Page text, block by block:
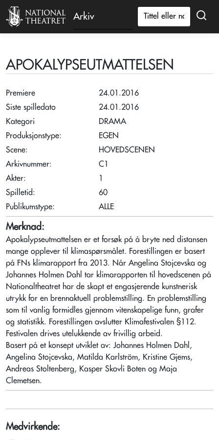
Arkiv
APOKALYPSEUTMATTELSEN
Premiere
24.01.2016
Siste spilledato
24.01.2016
Kategori
DRAMA
Produksjonstype:
EGEN
Scene:
HOVEDSCENEN
Arkivnummer:
C1
Akter:
1
Spilletid:
60
Publikumstype:
ALLE
Merknad:
Apokalypseutmattelsen er et forsøk på å bryte ned distansen
mange opplever til klimaspørsmålet. Forestillingen er basert
på FNs klimarapport fra 2013. Når Angelina Stojcevska og
Johannes Holmen Dahl tar klimarapporten til hovedscenen på
Nationaltheatret har de skapt et engasjerende kunstnerisk
utrykk for en brennaktuell problemstilling. En problemstilling
som til vanlig formidles gjennom vitenskapelige funn, grafer
og statistikk. Forestillingen avslutter Klimafestivalen §112.
Festivalen drives utelukkende av frivillig arbeid.
Basert på et konsept utviklet av: Johannes Holmen Dahl,
Angelina Stojcevska, Matilda Karlström, Kristine Gjems,
Andreas Stoltenberg, Kasper Skovli Boten og Maja
Clemetsen.
Medvirkende: